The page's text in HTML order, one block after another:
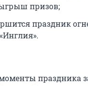
призов;
праздник
праздника